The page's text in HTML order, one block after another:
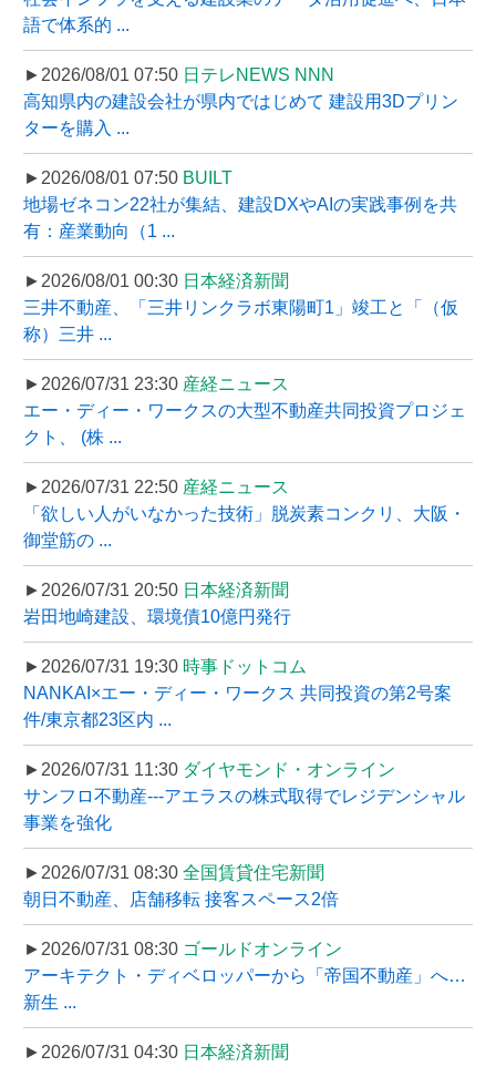
語で体系的 ...
►2026/08/01 07:50 日テレNEWS NNN
高知県内の建設会社が県内ではじめて 建設用3Dプリン
ターを購入 ...
►2026/08/01 07:50 BUILT
地場ゼネコン22社が集結、建設DXやAIの実践事例を共
有：産業動向（1 ...
►2026/08/01 00:30 日本経済新聞
三井不動産、「三井リンクラボ東陽町1」竣工と「（仮
称）三井 ...
►2026/07/31 23:30 産経ニュース
エー・ディー・ワークスの大型不動産共同投資プロジェ
クト、 (株 ...
►2026/07/31 22:50 産経ニュース
「欲しい人がいなかった技術」脱炭素コンクリ、大阪・
御堂筋の ...
►2026/07/31 20:50 日本経済新聞
岩田地崎建設、環境債10億円発行
►2026/07/31 19:30 時事ドットコム
NANKAI×エー・ディー・ワークス 共同投資の第2号案
件/東京都23区内 ...
►2026/07/31 11:30 ダイヤモンド・オンライン
サンフロ不動産---アエラスの株式取得でレジデンシャル
事業を強化
►2026/07/31 08:30 全国賃貸住宅新聞
朝日不動産、店舗移転 接客スペース2倍
►2026/07/31 08:30 ゴールドオンライン
アーキテクト・ディベロッパーから「帝国不動産」へ…
新生 ...
►2026/07/31 04:30 日本経済新聞